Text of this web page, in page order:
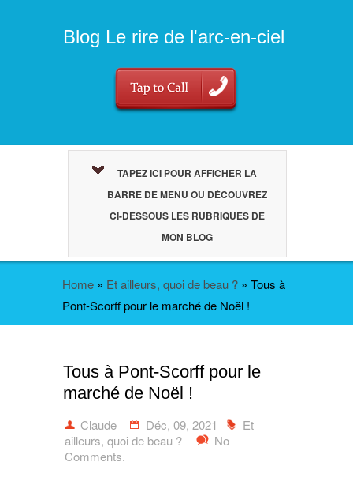
Blog Le rire de l'arc-en-ciel
TAPEZ ICI POUR AFFICHER LA
BARRE DE MENU OU DÉCOUVREZ
CI-DESSOUS LES RUBRIQUES DE
MON BLOG
Home » Et ailleurs, quoi de beau ? » Tous à
Pont-Scorff pour le marché de Noël !
Tous à Pont-Scorff pour le
marché de Noël !
Claude Déc, 09, 2021
Et
ailleurs, quoi de beau ?
No
Comments.